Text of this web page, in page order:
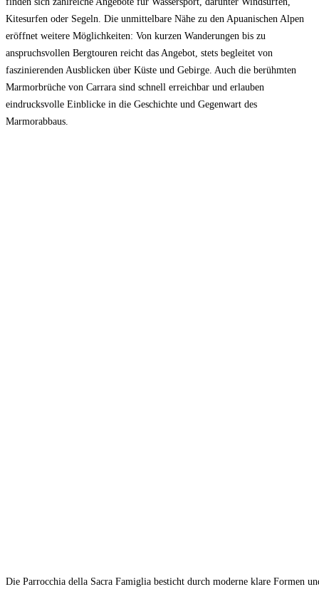
Kitesurfen oder Segeln. Die unmittelbare Nähe zu den Apuanischen Alpen
eröffnet weitere Möglichkeiten: Von kurzen Wanderungen bis zu
anspruchsvollen Bergtouren reicht das Angebot, stets begleitet von
faszinierenden Ausblicken über Küste und Gebirge. Auch die berühmten
Marmorbrüche von Carrara sind schnell erreichbar und erlauben
eindrucksvolle Einblicke in die Geschichte und Gegenwart des
Marmorabbaus.
Die Parrocchia della Sacra Famiglia besticht durch moderne klare Formen